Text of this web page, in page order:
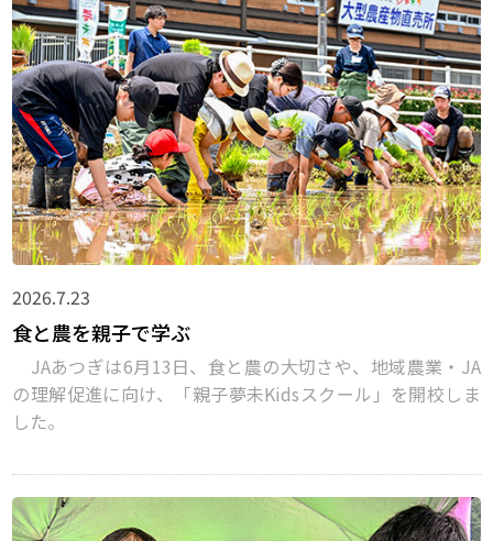
2026.7.23
食と農を親子で学ぶ
JAあつぎは6月13日、食と農の大切さや、地域農業・JA
の理解促進に向け、「親子夢未Kidsスクール」を開校しま
した。